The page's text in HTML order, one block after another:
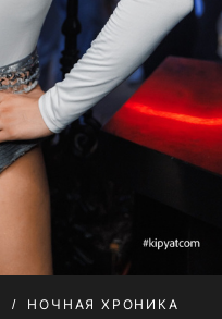
НОЧНАЯ ХРОНИКА